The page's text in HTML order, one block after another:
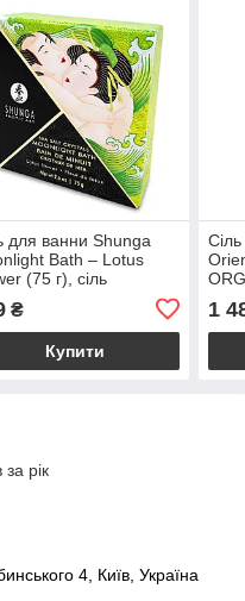
для ванни Shunga
Bath – Lotus
(75 г), сіль
олії
₴
Купити
1
рік
4, Київ, Україна